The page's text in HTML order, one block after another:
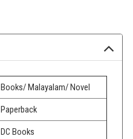
Books/ Malayalam/ Novel
Paperback
DC Books